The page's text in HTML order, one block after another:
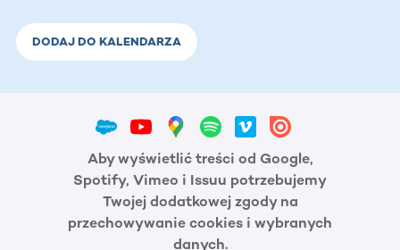
DODAJ DO KALENDARZA
Aby wyświetlić treści od Google,
Spotify, Vimeo i Issuu potrzebujemy
Twojej dodatkowej zgody na
przechowywanie cookies i wybranych
danych.